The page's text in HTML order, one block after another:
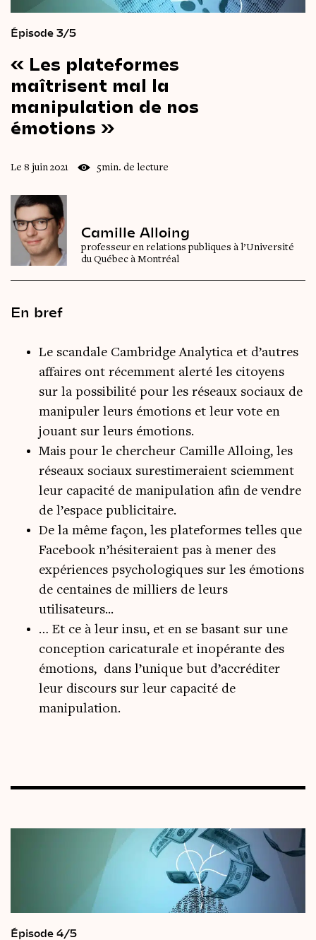
Épisode 3/5
« Les plateformes
maîtrisent mal la
manipulation de nos
émotions »
Le 8 juin 2021 5min. de lecture
Camille Alloing
professeur en relations publiques à l’Université
du Québec à Montréal
En bref
Le scandale Cambridge Analytica et d’autres
affaires ont récemment alerté les citoyens
sur la possibilité pour les réseaux sociaux de
manipuler leurs émotions et leur vote en
jouant sur leurs émotions.
Mais pour le chercheur Camille Alloing, les
réseaux sociaux surestimeraient sciemment
leur capacité de manipulation afin de vendre
de l’espace publicitaire.
De la même façon, les plateformes telles que
Facebook n’hésiteraient pas à mener des
expériences psychologiques sur les émotions
de centaines de milliers de leurs
utilisateurs...
… Et ce à leur insu, et en se basant sur une
conception caricaturale et inopérante des
émotions, dans l’unique but d’accréditer
leur discours sur leur capacité de
manipulation.
Épisode 4/5